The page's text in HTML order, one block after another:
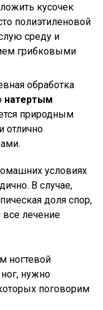
кусочек
полиэтиленовой
среду и
грибковыми
обработка
натертым
природным
отлично
условиях
В случае,
доля спор,
все лечение
ногтевой
нужно
поговорим